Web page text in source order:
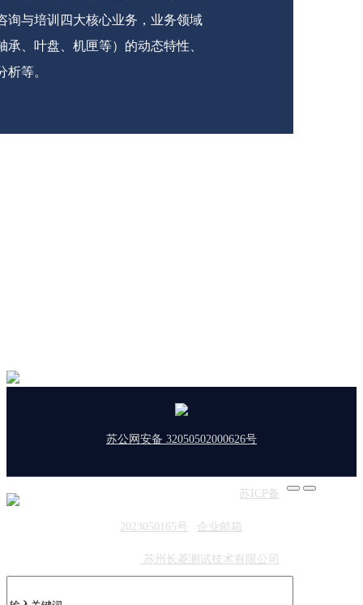
询与培训四大核心业务，业务领域
、叶盘、机匣等）的动态特性、
等。
苏公网安备 32050502000626号
苏ICP备
2023050165号 企业邮箱
苏州长菱测试技术有限公司